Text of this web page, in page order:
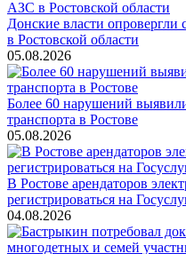
Донские власти
в Ростовской области
05.08.2026
Более 60 нарушений
транспорта в Ростове
05.08.2026
В Ростове арендаторов
регистрироваться на
04.08.2026